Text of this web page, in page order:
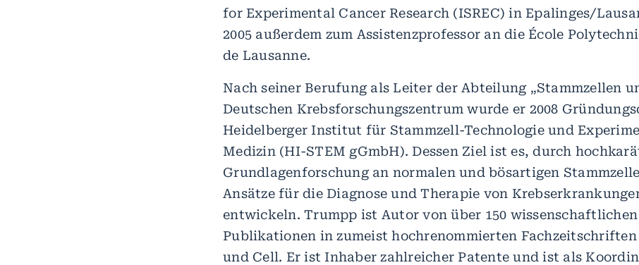
for Experimental Cancer Research (ISREC) in Epalinges/
2005 außerdem zum Assistenzprofessor an die École
de Lausanne.
Nach seiner Berufung als Leiter der Abteilung „Stammzellen
Deutschen Krebsforschungszentrum wurde er 2008
Heidelberger Institut für Stammzell-Technologie und
Medizin (HI-STEM gGmbH). Dessen Ziel ist es, durch
Grundlagenforschung an normalen und bösartigen
Ansätze für die Diagnose und Therapie von
entwickeln. Trumpp ist Autor von über 150 wissenschaftlichen
Publikationen in zumeist hochrenommierten
und Cell. Er ist Inhaber zahlreicher Patente und ist als